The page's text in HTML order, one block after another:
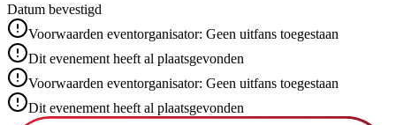
Datum bevestigd
Voorwaarden eventorganisator: Geen uitfans toegestaan
Dit evenement heeft al plaatsgevonden
Voorwaarden eventorganisator: Geen uitfans toegestaan
Dit evenement heeft al plaatsgevonden